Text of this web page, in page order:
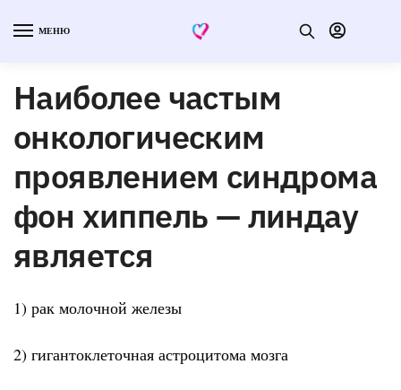
МЕНЮ
Наиболее частым
онкологическим
проявлением синдрома
фон хиппель — линдау
является
1) рак молочной железы
2) гигантоклеточная астроцитома мозга